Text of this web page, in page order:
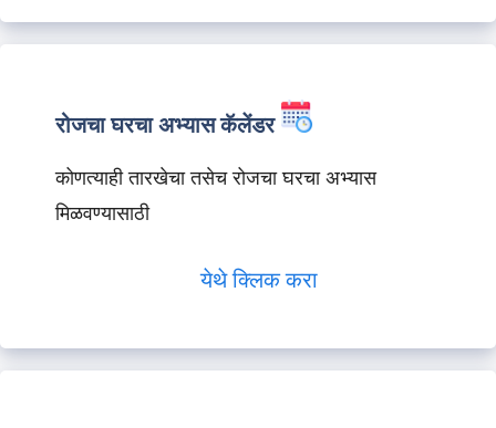
रोजचा घरचा अभ्यास कॅलेंडर
कोणत्याही तारखेचा तसेच रोजचा घरचा अभ्यास
मिळवण्यासाठी
येथे क्लिक करा